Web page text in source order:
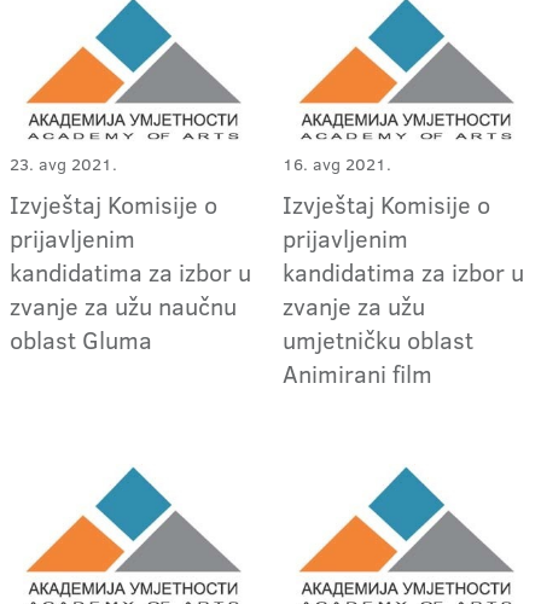
23. avg 2021.
Izvještaj Komisije o
prijavljenim
kandidatima za izbor u
zvanje za užu naučnu
oblast Gluma
16. avg 2021.
Izvještaj Komisije o
prijavljenim
kandidatima za izbor u
zvanje za užu
umjetničku oblast
Animirani film